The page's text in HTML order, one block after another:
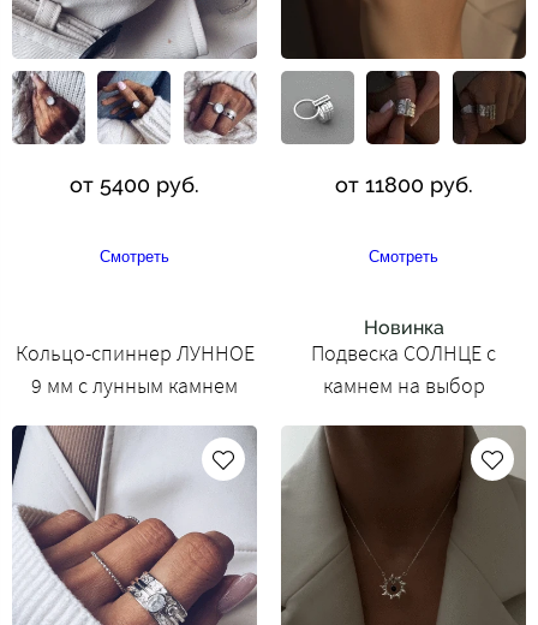
от 5400 руб.
Смотреть
от 11800 руб.
Смотреть
Кольцо-спиннер ЛУННОЕ
9 мм с лунным камнем
Новинка
Подвеска СОЛНЦЕ с
камнем на выбор